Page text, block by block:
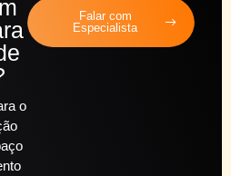
o
Falar com
Especialista